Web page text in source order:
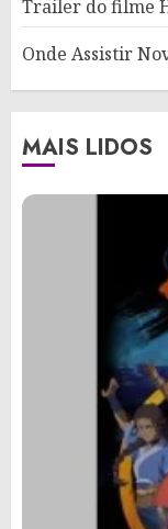
Trailer do filme
Onde Assistir
MAIS LIDOS